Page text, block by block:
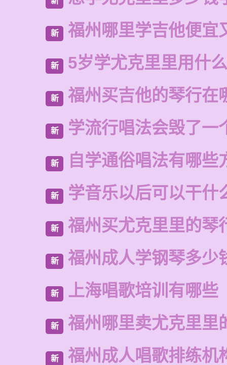
新 福州哪里学吉他便宜
新 5岁学尤克里里用什
新 福州买吉他的琴行在
新 学流行唱法会毁了一
新 自学通俗唱法有哪些
新 学音乐以后可以干什
新 福州买尤克里里的琴
新 福州成人学钢琴多少
新 上海唱歌培训有哪些
新 福州哪里卖尤克里里
新 福州成人唱歌排练机